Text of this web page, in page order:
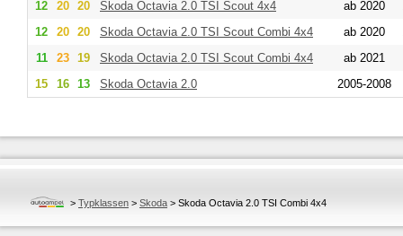
12 20 20 Skoda Octavia 2.0 TSI Scout 4x4 ab 2020
12
20 20 Skoda Octavia 2.0 TSI Scout Combi 4x4 ab 2020
11
23 19 Skoda Octavia 2.0 TSI Scout Combi 4x4 ab 2021
15
16 13 Skoda Octavia 2.0 2005-2008
> Typklassen > Skoda > Skoda Octavia 2.0 TSI Combi 4x4